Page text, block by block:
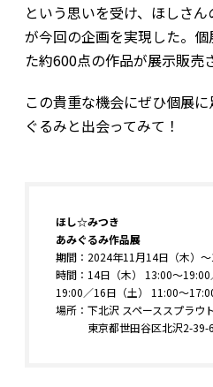
という思いを受け、ほしさ
が今回の企画を実現した。
た約600点の作品が展示販売
この貴重な機会にぜひ個展
ぐるみと出会ってみて！
ほし☆みつき
あみぐるみ作品展
期間：2024年11月14日（木）～
時間：14日（木） 13:00～
19:00／16日（土） 11:00～
場所：下北沢 スペーススプラウト
東京都世田谷区北沢2-39-6